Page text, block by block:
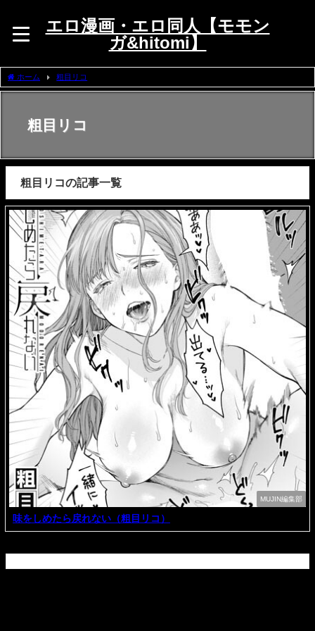
エロ漫画・エロ同人【モモン
ガ&hitomi】
ホーム 粗目リコ
粗目リコ
粗目リコの記事一覧
MUJIN編集部
味をしめたら戻れない（粗目リコ）